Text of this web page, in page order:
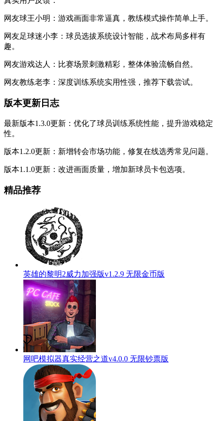
网友球王小明：游戏画面非常逼真，教练模式操作简单上手。
网友足球迷小李：球员选拔系统设计智能，战术布局多样有
趣。
网友游戏达人：比赛场景刺激精彩，整体体验流畅自然。
网友教练老李：深度训练系统实用性强，推荐下载尝试。
版本更新日志
最新版本1.3.0更新：优化了球员训练系统性能，提升游戏稳定
性。
版本1.2.0更新：新增转会市场功能，修复在线选秀常见问题。
版本1.1.0更新：改进画面质量，增加新球员卡包选项。
精品推荐
英雄的黎明2威力加强版v1.2.9 无限金币版
网吧模拟器真实经营之道v4.0.0 无限钞票版